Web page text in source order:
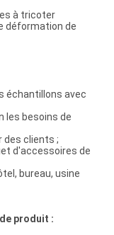
à tricoter
déformation de
échantillons avec
les besoins de
des clients ;
d'accessoires de
bureau, usine
produit :